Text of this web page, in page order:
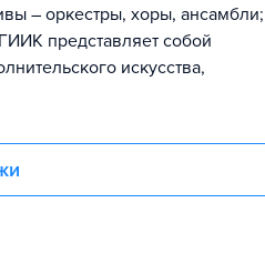
– оркестры, хоры, ансамбли;
представляет собой
искусства,